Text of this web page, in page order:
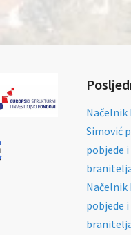
Načelnik
Simović
pobjede
Načelnik
pobjede